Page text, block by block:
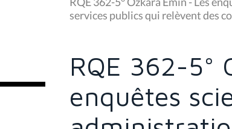
s
ê
:
services publics qui relèvent des
RQE 362-5°
enquêtes